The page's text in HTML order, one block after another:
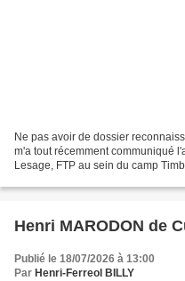
Ne pas avoir de dossier
m'a tout récemment communiqué
Lesage, FTP au sein du camp
Henri MARODON de
Publié le 18/07/2026 à 13:00
Par Henri-Ferreol BILLY